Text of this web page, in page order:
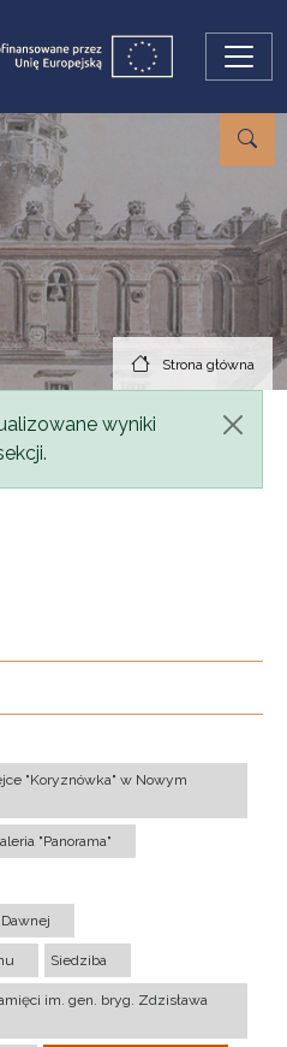
Strona główna
wyniki
"Koryznówka" w Nowym
"Panorama"
Siedziba
im. gen. bryg. Zdzisława